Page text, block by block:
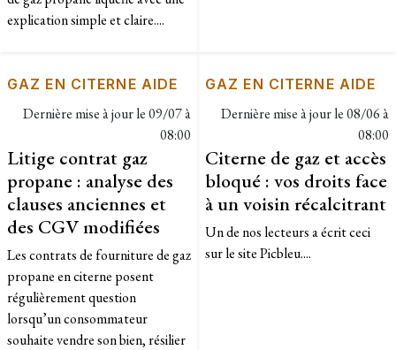
explication simple et claire....
GAZ EN CITERNE AIDE
Dernière mise à jour le09/07 à
08:00
Litige contrat gaz
propane : analyse des
clauses anciennes et
des CGV modifiées
Les contrats de fourniture de gaz
propane en citerne posent
régulièrement question
lorsqu’un consommateur
souhaite vendre son bien, résilier
GAZ EN CITERNE AIDE
Dernière mise à jour le08/06 à
08:00
Citerne de gaz et accès
bloqué : vos droits face
à un voisin récalcitrant
Un de nos lecteurs a écrit ceci
sur le site Picbleu....